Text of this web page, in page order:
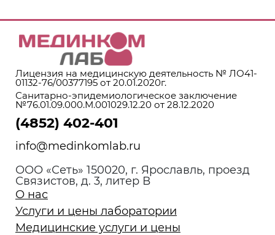
Лицензия на медицинскую деятельность № ЛО41-
01132-76/00377195 от 20.01.2020г.
Санитарно-эпидемиологическое заключение
№76.01.09.000.М.001029.12.20 от 28.12.2020
(4852) 402-401
info@medinkomlab.ru
ООО «Сеть» 150020, г. Ярославль, проезд
Связистов, д. 3, литер В
О нас
Услуги и цены лаборатории
Медицинские услуги и цены